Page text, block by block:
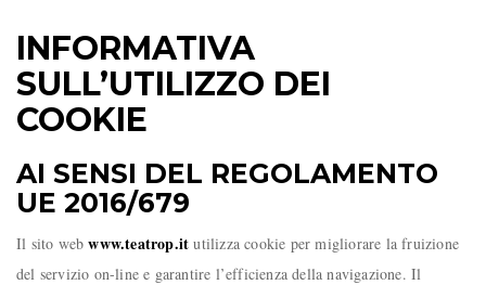
INFORMATIVA
SULL’UTILIZZO DEI
COOKIE
AI SENSI DEL REGOLAMENTO
UE 2016/679
Il sito webwww.teatrop.it utilizza cookie per migliorare la fruizione
del servizio on-line e garantire l’efficienza della navigazione. Il